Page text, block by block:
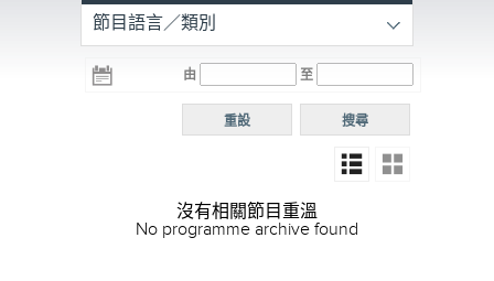
R3
電台 電台
R5
電台
普通
節目語言／類別
由 至
搜尋
重設
沒有相關節目重溫
No programme archive found